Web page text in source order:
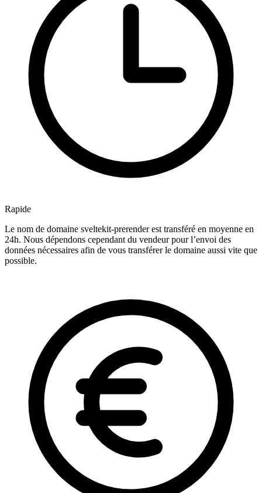
Rapide
Le nom de domaine sveltekit-prerender est transféré en moyenne en
24h. Nous dépendons cependant du vendeur pour l’envoi des
données nécessaires afin de vous transférer le domaine aussi vite que
possible.